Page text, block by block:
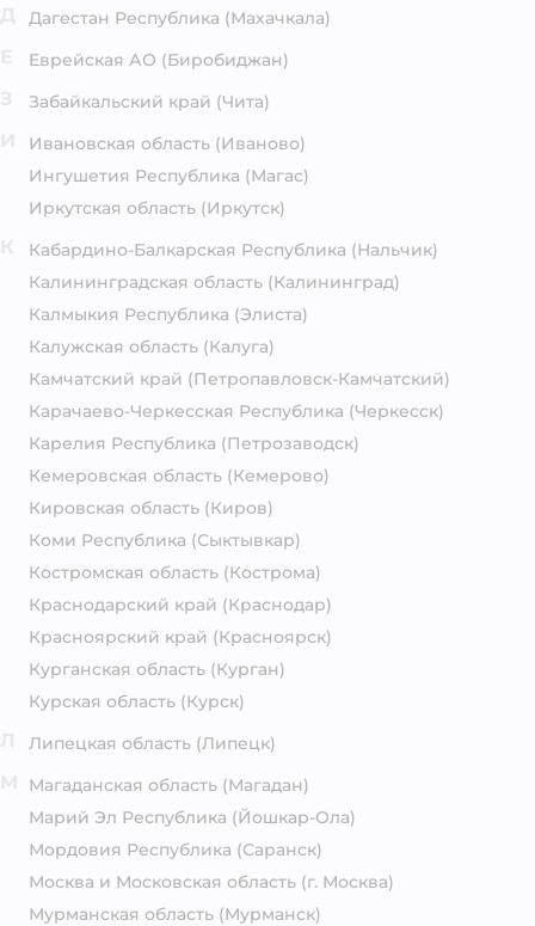
Дагестан Республика (Махачкала)
Еврейская АО (Биробиджан)
Забайкальский край (Чита)
Ивановская область (Иваново)
Ингушетия Республика (Магас)
Иркутская область (Иркутск)
Кабардино-Балкарская Республика (Нальчик)
Калининградская область (Калининград)
Калмыкия Республика (Элиста)
Калужская область (Калуга)
Камчатский край (Петропавловск-Камчатский)
Карачаево-Черкесская Республика (Черкесск)
Карелия Республика (Петрозаводск)
Кемеровская область (Кемерово)
Кировская область (Киров)
Коми Республика (Сыктывкар)
Костромская область (Кострома)
Краснодарский край (Краснодар)
Красноярский край (Красноярск)
Курганская область (Курган)
Курская область (Курск)
Липецкая область (Липецк)
Магаданская область (Магадан)
Марий Эл Республика (Йошкар-Ола)
Мордовия Республика (Саранск)
Москва и Московская область (г. Москва)
Мурманская область (Мурманск)